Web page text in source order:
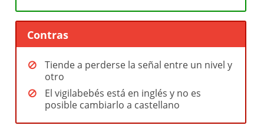
Contras
Tiende a perderse la señal entre un nivel y
otro
El vigilabebés está en inglés y no es
posible cambiarlo a castellano